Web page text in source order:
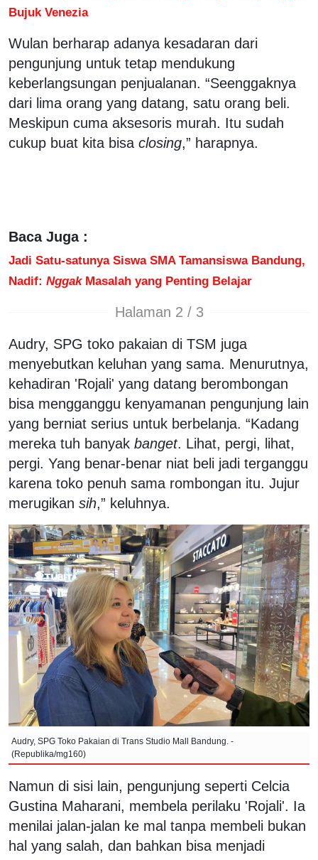
Bujuk Venezia
Wulan berharap adanya kesadaran dari
pengunjung untuk tetap mendukung
keberlangsungan penjualanan. “Seenggaknya
dari lima orang yang datang, satu orang beli.
Meskipun cuma aksesoris murah. Itu sudah
cukup buat kita bisa closing,” harapnya.
Baca Juga :
Jadi Satu-satunya Siswa SMA Tamansiswa Bandung,
Nadif: NggakMasalah yang Penting Belajar
Halaman 2 / 3
Audry, SPG toko pakaian di TSM juga
menyebutkan keluhan yang sama. Menurutnya,
kehadiran 'Rojali' yang datang berombongan
bisa mengganggu kenyamanan pengunjung lain
yang berniat serius untuk berbelanja. “Kadang
mereka tuh banyak banget. Lihat, pergi, lihat,
pergi. Yang benar-benar niat beli jadi terganggu
karena toko penuh sama rombongan itu. Jujur
merugikan sih,” keluhnya.
Audry, SPG Toko Pakaian di Trans Studio Mall Bandung. -
(Republika/mg160)
Namun di sisi lain, pengunjung seperti Celcia
Gustina Maharani, membela perilaku 'Rojali'. Ia
menilai jalan-jalan ke mal tanpa membeli bukan
hal yang salah, dan bahkan bisa menjadi